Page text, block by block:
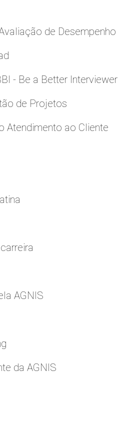
de Desempenho
- Be a Better Interviewer
de Projetos
Atendimento ao Cliente
AGNIS
da AGNIS